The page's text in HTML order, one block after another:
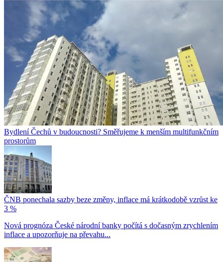
Bydlení Čechů v budoucnosti? Směřujeme k menším multifunkčním
prostorům
ČNB ponechala sazby beze změny, inflace má krátkodobě vzrůst ke
3 %
Nová prognóza České národní banky počítá s dočasným zrychlením
inflace a upozorňuje na převahu...